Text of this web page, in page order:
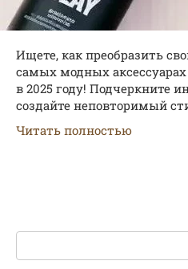
Ищете, как преобразить
самых модных
в 2025 году! Подчеркните
создайте неповторимый
Читать полностью
Поиск: